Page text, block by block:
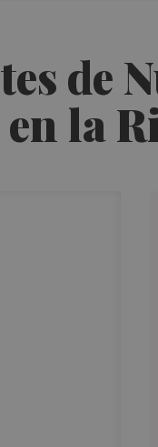
de
la